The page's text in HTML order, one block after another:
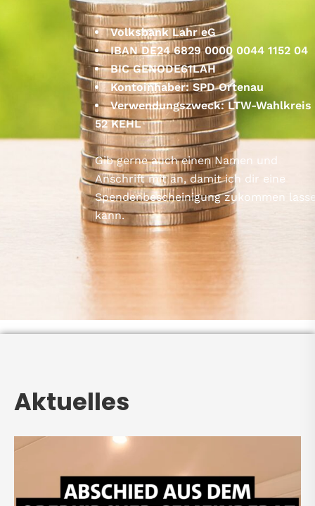
Volksbank Lahr eG
IBAN DE24 6829 0000 0044 1152 04
BIC GENODE61LAH
Kontoinhaber: SPD Ortenau
Verwendungszweck: LTW-Wahlkreis
52 KEHL
Gib gerne auch einen Namen und
Anschrift mit an, damit ich dir eine
Spendenbescheinigung zukommen
kann.
Aktuelles